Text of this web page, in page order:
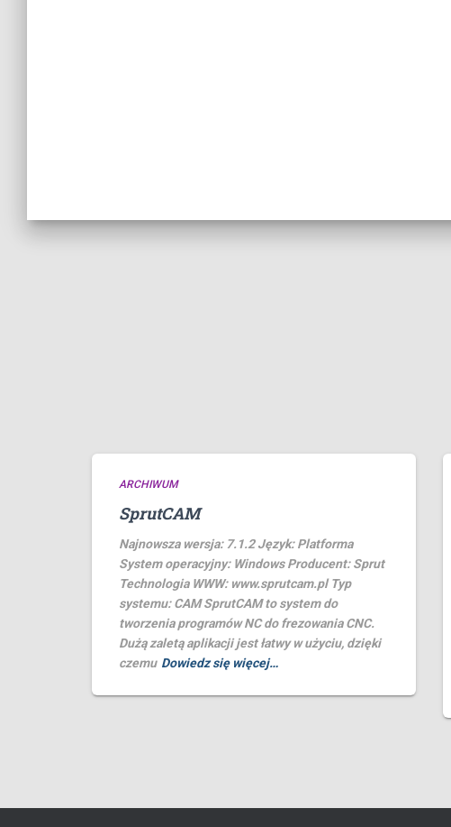
ARCHIWUM
SprutCAM
Najnowsza wersja: 7.1.2 Język: Platforma
System operacyjny: Windows Producent: Sprut
Technologia WWW: www.sprutcam.pl Typ
systemu: CAM SprutCAM to system do
tworzenia programów NC do frezowania CNC.
Dużą zaletą aplikacji jest łatwy w użyciu, dzięki
czemu Dowiedz się więcej…